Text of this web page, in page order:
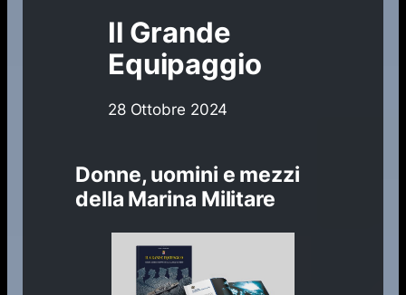
Il Grande
Equipaggio
28 Ottobre 2024
Donne, uomini e mezzi
della Marina Militare